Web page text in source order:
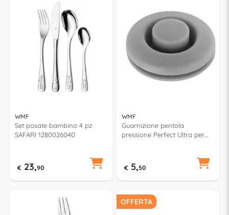
WMF
Set posate bambino 4 pz
SAFARI 1280026040
€ 23,90
WMF
Guarnizione pentola
pressione Perfect Ultra per
€ 5,50
OFFERTA